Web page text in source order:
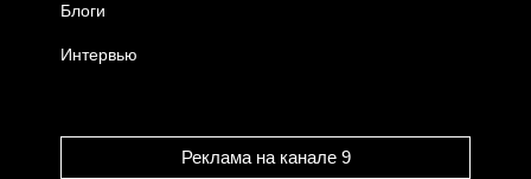
Блоги
Интервью
Реклама на канале 9